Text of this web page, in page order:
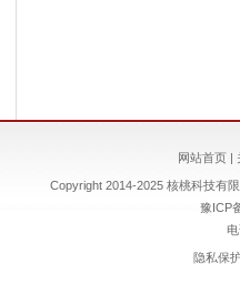
网站首页|
Copyright 2014-2025 核桃科技有
豫ICP
隐私保